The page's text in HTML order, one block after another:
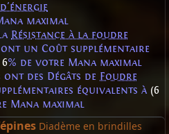
maximal
Résistance à la foudre
ont un Coût supplémentaire
6% de votre Mana maximal
ont des Dégâts de Foudre
équivalents à (6
Mana maximal
Diadème en brindilles